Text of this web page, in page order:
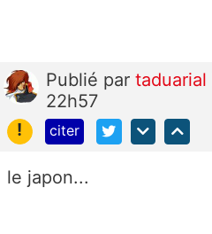
Publié par taduarial
22h57
!
citer
le japon...